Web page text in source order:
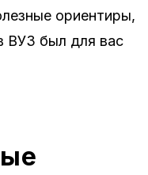
ориентиры,
ВУЗ был для вас